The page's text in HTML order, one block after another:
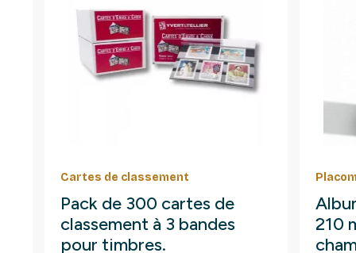
Cartes de classement
Pack de 300 cartes de
classement à 3 bandes
pour timbres.
210